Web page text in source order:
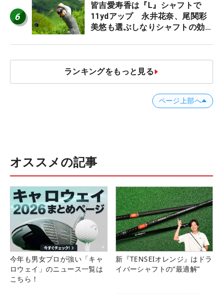
6
皆吉愛寿香は『L』シャフトで
11ydアップ 永井花奈、尾関彩
美悠も選ぶしなりシャフトの効果
ランキングをもっと見る
ページ上部へ
オススメの記事
今年も男女プロが強い「キャ
ロウェイ」のニュース一覧は
こちら！
新『TENSEIオレンジ』はドラ
イバーシャフトの“最適解”